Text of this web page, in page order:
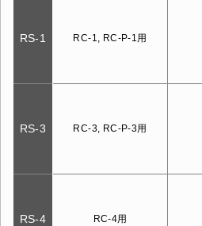
RS-1 RC-1, RC-P-1用
RS-3 RC-3, RC-P-3用
RS-4 RC-4用